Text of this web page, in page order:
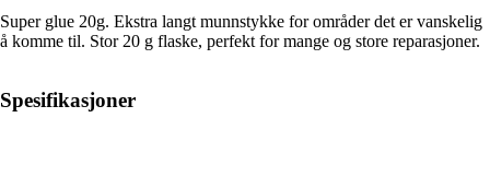
Super glue 20g. Ekstra langt munnstykke for områder det er vanskelig
å komme til. Stor 20 g flaske, perfekt for mange og store reparasjoner.
Spesifikasjoner